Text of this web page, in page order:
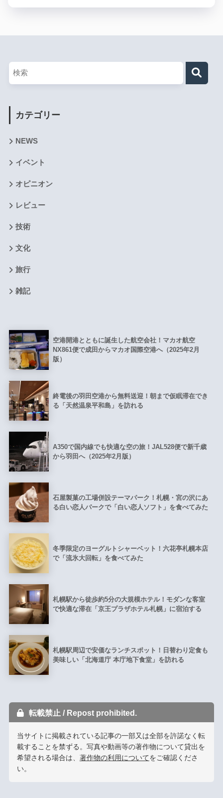
カテゴリー
NEWS
イベント
オピニオン
レビュー
技術
文化
旅行
雑記
空港開港とともに誕生した航空会社！マカオ航空
NX861便で成田からマカオ国際空港へ（2025年2月
版）
終電後の羽田空港から無料送迎！朝まで仮眠滞在でき
る「天然温泉平和島」を訪れる
A350で国内線でも快適な空の旅！JAL528便で新千歳
から羽田へ（2025年2月版）
石屋製菓の工場併設テーマパーク！札幌・宮の沢にあ
る白い恋人パークで「白い恋人ソフト」を食べてみた
冬季限定のヨーグルトシャーベット！六花亭札幌本店
で「流氷大回転」を食べてみた
札幌駅から徒歩約5分の大規模ホテル！モダンな客室
で快適な滞在「京王プラザホテル札幌」に宿泊する
札幌駅周辺で安価なランチスポット！日替わり定食も
美味しい「北海道庁 本庁地下食堂」を訪れる
転載禁止 / Repost prohibited.
当サイトに掲載されている記事の一部又は全部を許諾なく転
載することを禁ずる。写真や動画等の著作物について貸出を
希望される場合は、 著作物の利用についてをご確認くださ
い。